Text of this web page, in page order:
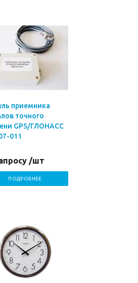
приемника
точного
GPS/ГЛОНАСС
011
/шт
ПОДРОБНЕЕ